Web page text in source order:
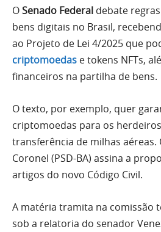
OSenado Federal debate
bens digitais no Brasil,
ao Projeto de Lei 4/2025 que
criptomoedas e tokens NFTs,
financeiros na partilha de bens.
O texto, por exemplo, quer
criptomoedas para os
transferência de milhas aéreas.
Coronel (PSD-BA) assina a
artigos do novo Código Civil.
A matéria tramita na comissão
sob a relatoria do senador